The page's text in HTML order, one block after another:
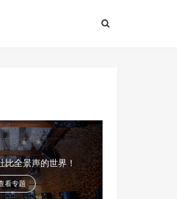
比全景声的世界！
看专题